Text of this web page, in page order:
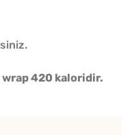
420 kaloridir.